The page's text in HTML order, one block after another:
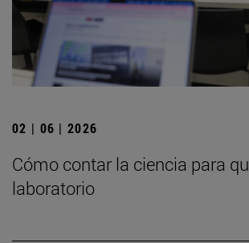
02 | 06 | 2026
Cómo contar la ciencia para
laboratorio